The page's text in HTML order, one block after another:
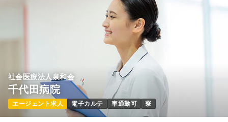
社会医療法人泉和会
千代田病院
エージェント求人 電子カルテ 車通勤可 寮